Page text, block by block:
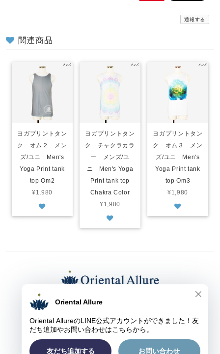
通報する
関連商品
ヨガプリントタン
ク オム２ メン
ズ/ユニ Men's
Yoga Print tank
top Om2
¥1,980
ヨガプリントタン
ク チャクラカラ
ー メンズ/ユ
ニ Men's Yoga
Print tank top
Chakra Color
¥1,980
ヨガプリントタン
ク オム３ メン
ズ/ユニ Men's
Yoga Print tank
top Om3
¥1,980
東京都渋谷区上原１-３-９ オリエンタル アルーア
E-mail：
kaori@oriental-allure.com